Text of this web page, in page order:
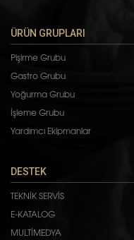
ÜRÜN GRUPLARI
Pişirme Grubu
Gastro Grubu
Yoğurma Grubu
İşleme Grubu
Yardımcı Ekipmanlar
DESTEK
TEKNİK SERVİS
E-KATALOG
MULTİMEDYA